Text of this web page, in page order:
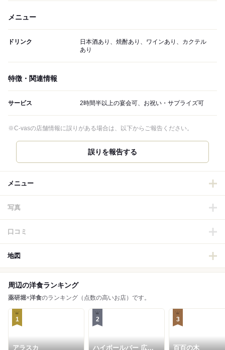
メニュー
ドリンク
日本酒あり、焼酎あり、ワインあり、カクテル
あり
特徴・関連情報
サービス 2時間半以上の宴会可、お祝い・サプライズ可
※C-vasの店舗情報に誤りがある場合は、以下からご報告ください。
誤りを報告する
メニュー
写真
口コミ
地図
周辺の洋食ランキング
薬研堀×洋食のランキング（点数の高いお店）です。
1
アラスカ
2
ハイボールバー 広島
3
百百の木